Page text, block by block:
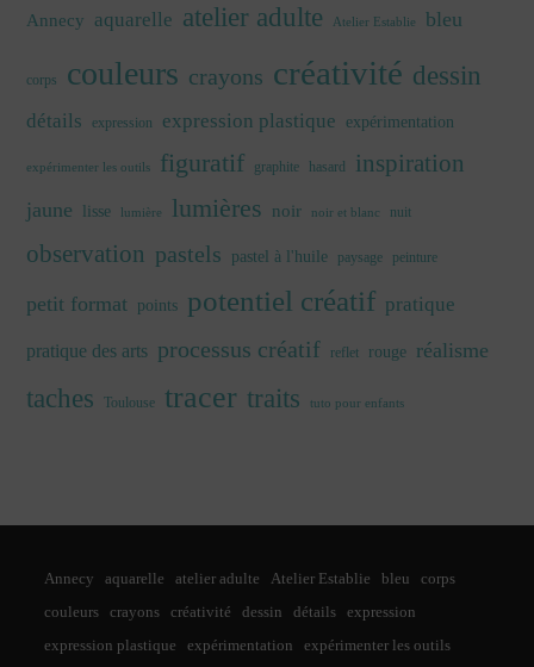
Annecy aquarelle atelier adulte Atelier Establie bleu
corps couleurs crayons créativité dessin
détails expression expression plastique expérimentation
expérimenter les outils figuratif graphite hasard inspiration
jaune lisse lumière lumières noir noir et blanc nuit
observation pastels pastel à l'huile paysage peinture
petit format points potentiel créatif pratique
pratique des arts processus créatif reflet rouge réalisme
taches Toulouse tracer traits tuto pour enfants
Annecy aquarelle atelier adulte Atelier Establie bleu
corps
couleurs
crayons créativité dessin détails
expression
expression plastique
expérimentation
expérimenter les outils